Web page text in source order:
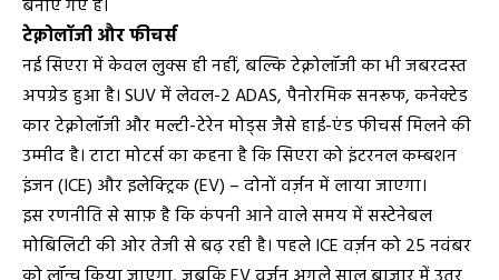
बनाए गए हैं।
टेक्नोलॉजी और फीचर्स
नई सिएरा में केवल लुक्स ही नहीं, बल्कि टेक्नोलॉजी का भी जबरदस्त
अपग्रेड हुआ है। SUV में लेवल-2 ADAS, पैनोरमिक सनरूफ, कनेक्टेड
कार टेक्नोलॉजी और मल्टी-टेरेन मोड्स जैसे हाई-एंड फीचर्स मिलने की
उम्मीद है। टाटा मोटर्स का कहना है कि सिएरा को इंटरनल कम्बशन
इंजन (ICE) और इलेक्ट्रिक (EV) – दोनों वर्ज़न में लाया जाएगा।
इस रणनीति से साफ़ है कि कंपनी आने वाले समय में सस्टेनेबल
मोबिलिटी की ओर तेजी से बढ़ रही है। पहले ICE वर्ज़न को 25 नवंबर